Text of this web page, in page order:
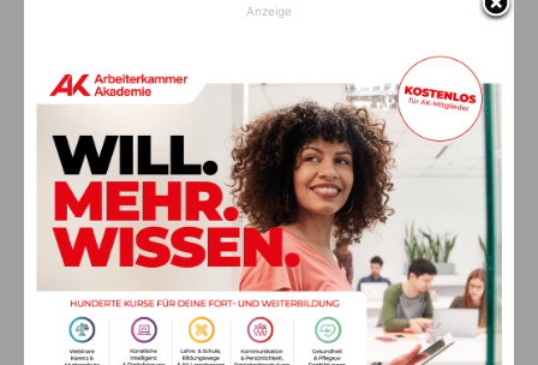
Check für Menschen über 70?
Toleranzgespräche 2023
AKTUELLES
Ein langes Leben ging zu Ende: Anna
Stulier im 106. Lebensjahr verstorben
Aktuell 8. August 2026
Ehrung für 50 Jahre Chorleitung:
Kärntner Lorbeer in Gold für Herwig
Schwarz
Anzeige